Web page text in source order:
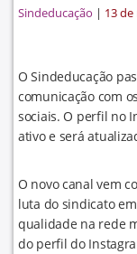
Sindeducação | 13
O Sindeducação
comunicação com
sociais. O perfil no
ativo e será
O novo canal vem
luta do sindicato
qualidade na rede
do perfil do